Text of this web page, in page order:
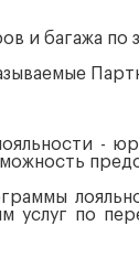
и багажа по
-
услуг по